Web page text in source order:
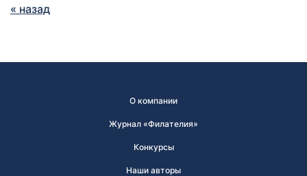
« назад
О компании
Журнал «Филателия»
Конкурсы
Наши авторы